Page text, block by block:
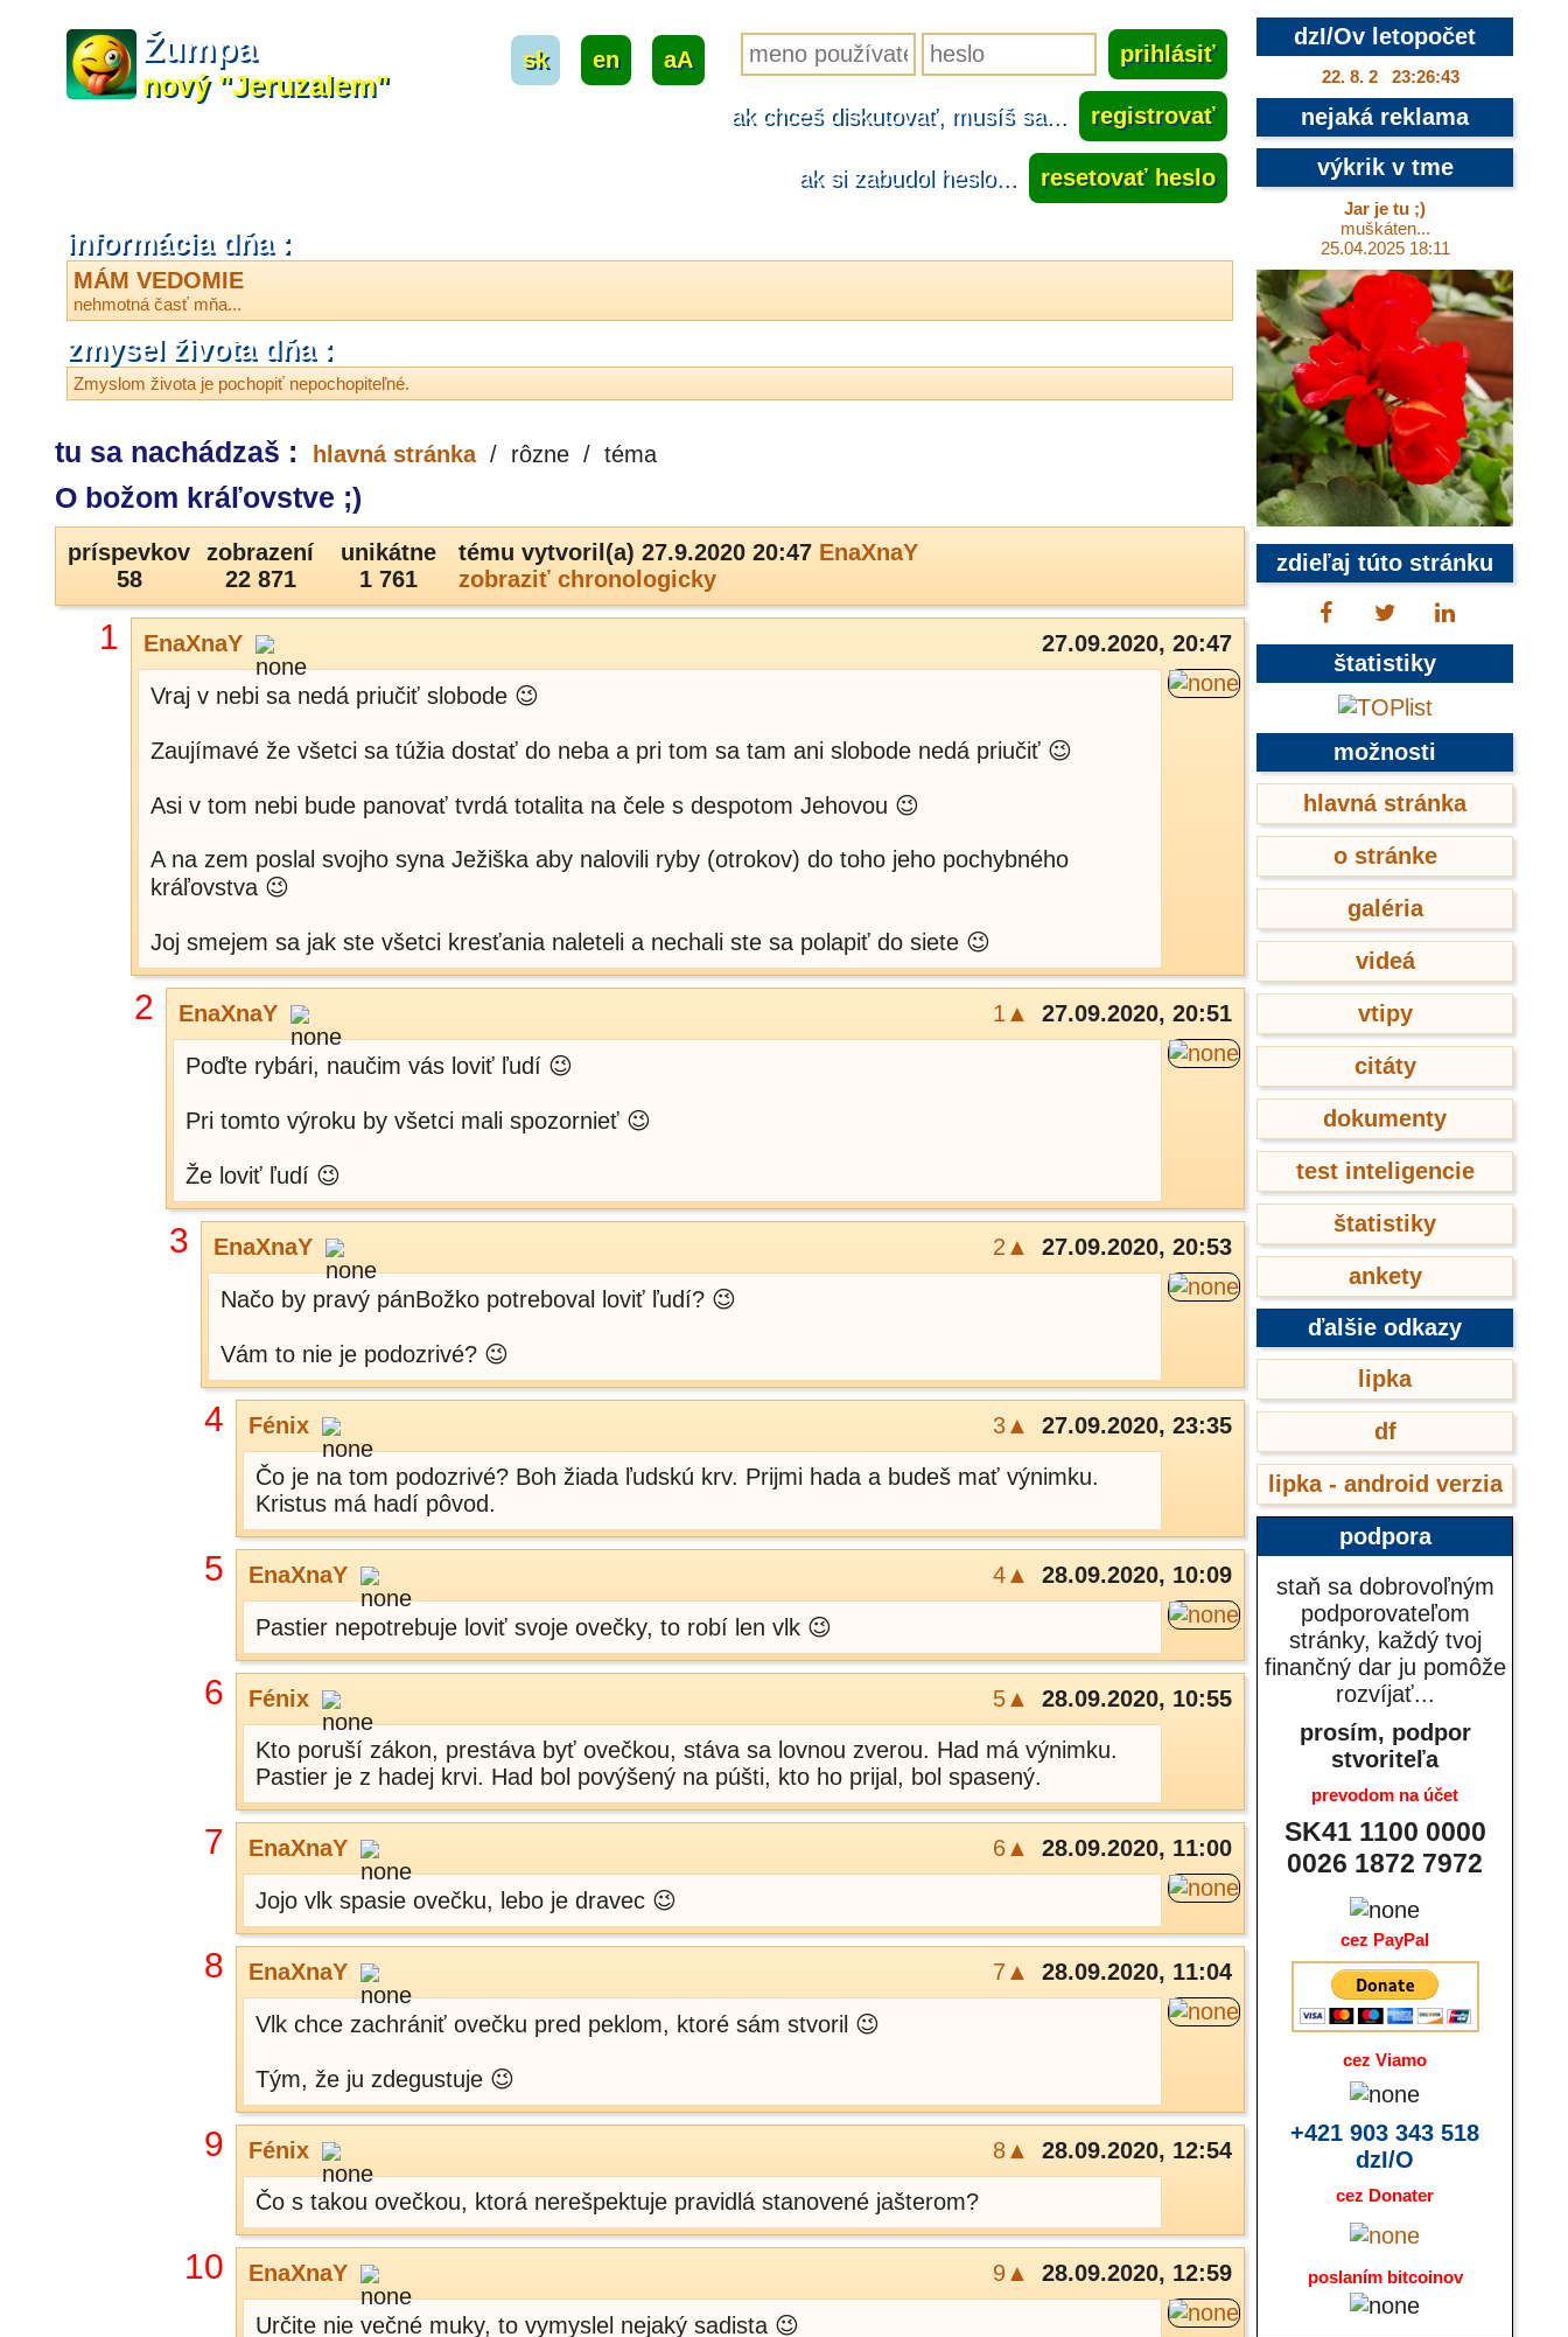
Žumpa
nový "Jeruzalem"
sk en aA
ak chceš diskutovať, musíš sa... registrovať
ak si zabudol heslo... resetovať heslo
informácia dňa :
MÁM VEDOMIE
nehmotná časť mňa...
zmysel života dňa :
Zmyslom života je pochopiť nepochopiteľné.
tu sa nachádzaš : hlavná stránka / rôzne / téma
O božom kráľovstve ;)
príspevkov
58
zobrazení
22 871
unikátne
1 761
tému vytvoril(a) 27.9.2020 20:47 EnaXnaY
zobraziť chronologicky
1 EnaXnaY 27.09.2020, 20:47
Vraj v nebi sa nedá priučiť slobode 😉
Zaujímavé že všetci sa túžia dostať do neba a pri tom sa tam ani slobode nedá priučiť 😉
Asi v tom nebi bude panovať tvrdá totalita na čele s despotom Jehovou 😉
A na zem poslal svojho syna Ježiška aby nalovili ryby (otrokov) do toho jeho pochybného
kráľovstva 😉
Joj smejem sa jak ste všetci kresťania naleteli a nechali ste sa polapiť do siete 😉
2 EnaXnaY 1▲ 27.09.2020, 20:51
Poďte rybári, naučim vás loviť ľudí 😉
Pri tomto výroku by všetci mali spozornieť 😉
Že loviť ľudí 😉
3 EnaXnaY 2▲ 27.09.2020, 20:53
Načo by pravý pánBožko potreboval loviť ľudí? 😉
Vám to nie je podozrivé? 😉
4 Fénix 3▲
27.09.2020, 23:35
Čo je na tom podozrivé? Boh žiada ľudskú krv. Prijmi hada a budeš mať výnimku.
Kristus má hadí pôvod.
5 EnaXnaY 4▲ 28.09.2020, 10:09
Pastier nepotrebuje loviť svoje ovečky, to robí len vlk 😉
6 Fénix 5▲
28.09.2020, 10:55
Kto poruší zákon, prestáva byť ovečkou, stáva sa lovnou zverou. Had má výnimku.
Pastier je z hadej krvi. Had bol povýšený na púšti, kto ho prijal, bol spasený.
7 EnaXnaY 6▲ 28.09.2020, 11:00
Jojo vlk spasie ovečku, lebo je dravec 😉
8 EnaXnaY 7▲ 28.09.2020, 11:04
Vlk chce zachrániť ovečku pred peklom, ktoré sám stvoril 😉
Tým, že ju zdegustuje 😉
9 Fénix 8▲
28.09.2020, 12:54
Čo s takou ovečkou, ktorá nerešpektuje pravidlá stanovené jašterom?
10 EnaXnaY 9▲ 28.09.2020, 12:59
Určite nie večné muky, to vymyslel nejaký sadista 😉
dzI/Ov letopočet
22. 8. 2 23:26:44
nejaká reklama
výkrik v tme
Jar je tu ;)
muškáten...
25.04.2025 18:11
zdieľaj túto stránku
štatistiky
možnosti
hlavná stránka
o stránke
galéria
videá
vtipy
citáty
dokumenty
test inteligencie
štatistiky
ankety
ďalšie odkazy
lipka
df
lipka - android verzia
podpora
staň sa dobrovoľným
podporovateľom
stránky, každý tvoj
finančný dar ju pomôže
rozvíjať...
prosím, podpor
stvoriteľa
prevodom na účet
SK41 1100 0000
0026 1872 7972
cez PayPal
cez Viamo
+421 903 343 518
dzI/O
cez Donater
poslaním bitcoinov